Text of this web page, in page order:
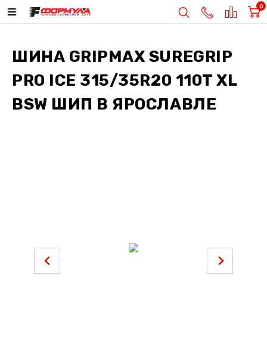
0
ШИНА GRIPMAX SUREGRIP
PRO ICE 315/35R20 110T XL
BSW ШИП В ЯРОСЛАВЛЕ